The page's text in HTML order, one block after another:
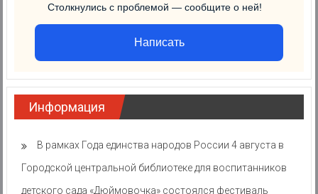
Столкнулись с проблемой — сообщите о ней!
Написать
Информация
В рамках Года единства народов России 4 августа в
Городской центральной библиотеке для воспитанников
детского сада «Дюймовочка» состоялся фестиваль